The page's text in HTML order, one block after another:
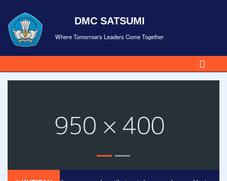
DMC SATSUMI
Where Tomorrow's Leaders Come Together